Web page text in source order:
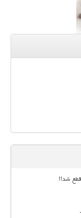
قطع شد!!